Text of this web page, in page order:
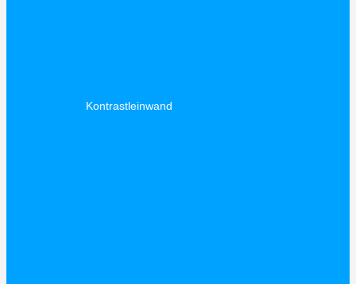
Kontrastleinwand